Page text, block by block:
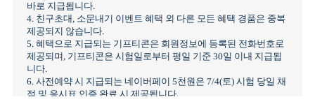
바로 지급됩니다.
4. 친구초대, 소문내기 이벤트 혜택 외 다른 모든 혜택 경품은 중복
제공되지 않습니다.
5. 혜택으로 지급되는 기프티콘은 회원정보에 등록된 전화번호로
제공되며, 기프티콘은 시험일로부터 평일 기준 30일 이내 지급됩
니다.
6. 사전예약 시 지급되는 네이버페이 5천원은 7/4(토) 시험 당일 채
점 및 응시표 인증 완료 시 제공됩니다.